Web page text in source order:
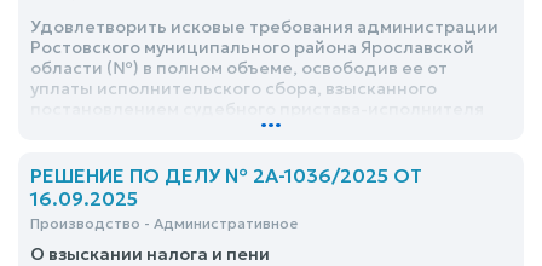
Удовлетворить исковые требования администрации
Ростовского муниципального района Ярославской
области (№) в полном объеме, освободив ее от
уплаты исполнительского сбора, взысканного
СОСП по Ярославской области ГМУ ФССП России от
№-ИП
...
РЕШЕНИЕ ПО ДЕЛУ № 2А-1036/2025 ОТ
16.09.2025
Производство - Административное
О взыскании налога и пени